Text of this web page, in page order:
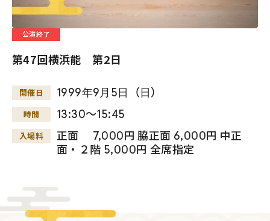
公演終了
第47回横浜能 第2日
開催日 1999年9月 5日 （日）
時間 13:30～15:45
入場料
正面 7,000円 脇正面 6,000円 中正
面・２階 5,000円 全席指定